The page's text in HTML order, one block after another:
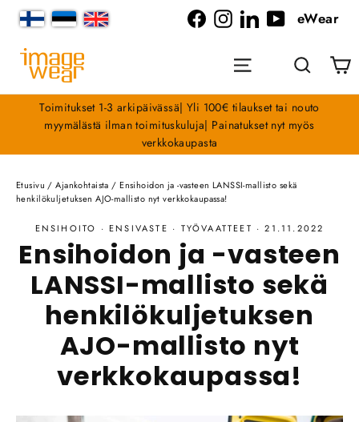
Siirry
sisältöön
eWear
Valikko Haku
Toimitukset 1-3 arkipäivässä| Yli 100€ tilaukset tai nouto
myymälästä ilman toimituskuluja| Painatukset nyt myös
verkkokaupasta
Etusivu / Ajankohtaista / Ensihoidon ja -vasteen LANSSI-mallisto sekä
henkilökuljetuksen AJO-mallisto nyt verkkokaupassa!
ENSIHOITO ·ENSIVASTE · TYÖVAATTEET ·21.11.2022
Ensihoidon ja -vasteen
LANSSI-mallisto sekä
henkilökuljetuksen
AJO-mallisto nyt
verkkokaupassa!